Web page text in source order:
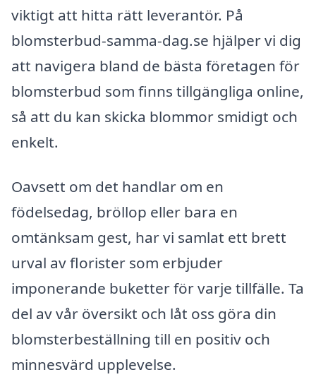
viktigt att hitta rätt leverantör. På
blomsterbud-samma-dag.se hjälper vi dig
att navigera bland de bästa företagen för
blomsterbud som finns tillgängliga online,
så att du kan skicka blommor smidigt och
enkelt.
Oavsett om det handlar om en
födelsedag, bröllop eller bara en
omtänksam gest, har vi samlat ett brett
urval av florister som erbjuder
imponerande buketter för varje tillfälle. Ta
del av vår översikt och låt oss göra din
blomsterbeställning till en positiv och
minnesvärd upplevelse.